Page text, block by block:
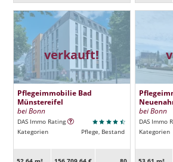
verkauft!
Pflegeimmobilie Bad
Münstereifel
bei Bonn
DAS Immo Rating
Kategorien
Pflege, Bestand
bei Bonn
DAS Immo
Kategorien